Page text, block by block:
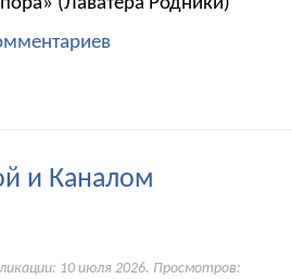
(Лаватера Родники)
и Каналом
10 июля 2026. Просмотров: